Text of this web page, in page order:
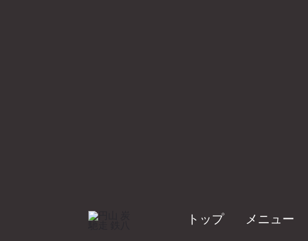
トップ メニュー